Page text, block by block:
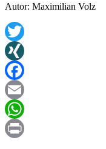
Autor: Maximilian Volz
Twitter
XING
Facebook
Email
WhatsApp